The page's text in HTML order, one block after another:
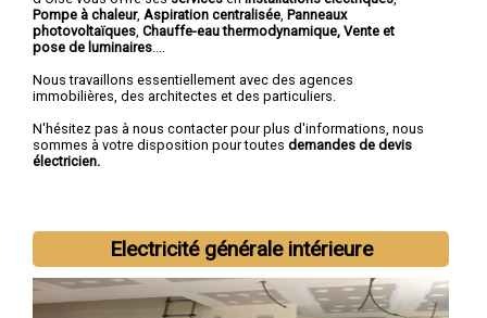
Pompe à chaleur, Aspiration centralisée Panneaux
photovoltaïques Chauffe-eau thermodynamique, Vente et
pose de luminaires
Nous travaillons essentiellement avec des agences
immobilières, des architectes et des particuliers.
N'hésitez pas à nous contacter pour plus d'informations, nous
sommes à votre disposition pour toutes demandes de devis
électricien.
Electricité générale intérieure